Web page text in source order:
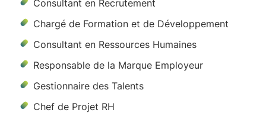
Consultant en Recrutement
Chargé de Formation et de Développement
Consultant en Ressources Humaines
Responsable de la Marque Employeur
Gestionnaire des Talents
Chef de Projet RH